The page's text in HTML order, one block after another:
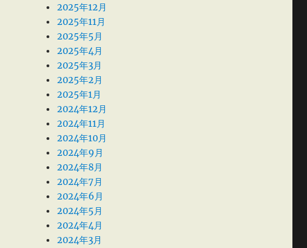
2025年12月
2025年11月
2025年5月
2025年4月
2025年3月
2025年2月
2025年1月
2024年12月
2024年11月
2024年10月
2024年9月
2024年8月
2024年7月
2024年6月
2024年5月
2024年4月
2024年3月